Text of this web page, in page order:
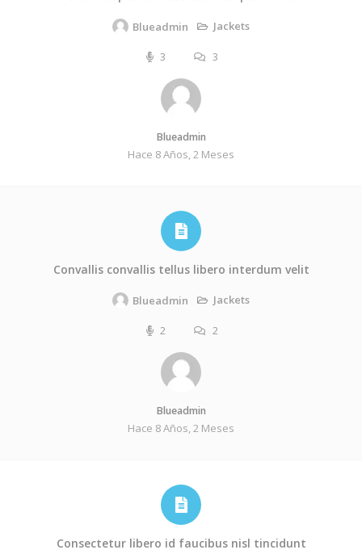
Blueadmin Jackets
3 3
Blueadmin
Hace 8 Años, 2 Meses
Convallis convallis tellus libero interdum velit
Blueadmin Jackets
2 2
Blueadmin
Hace 8 Años, 2 Meses
Consectetur libero id faucibus nisl tincidunt